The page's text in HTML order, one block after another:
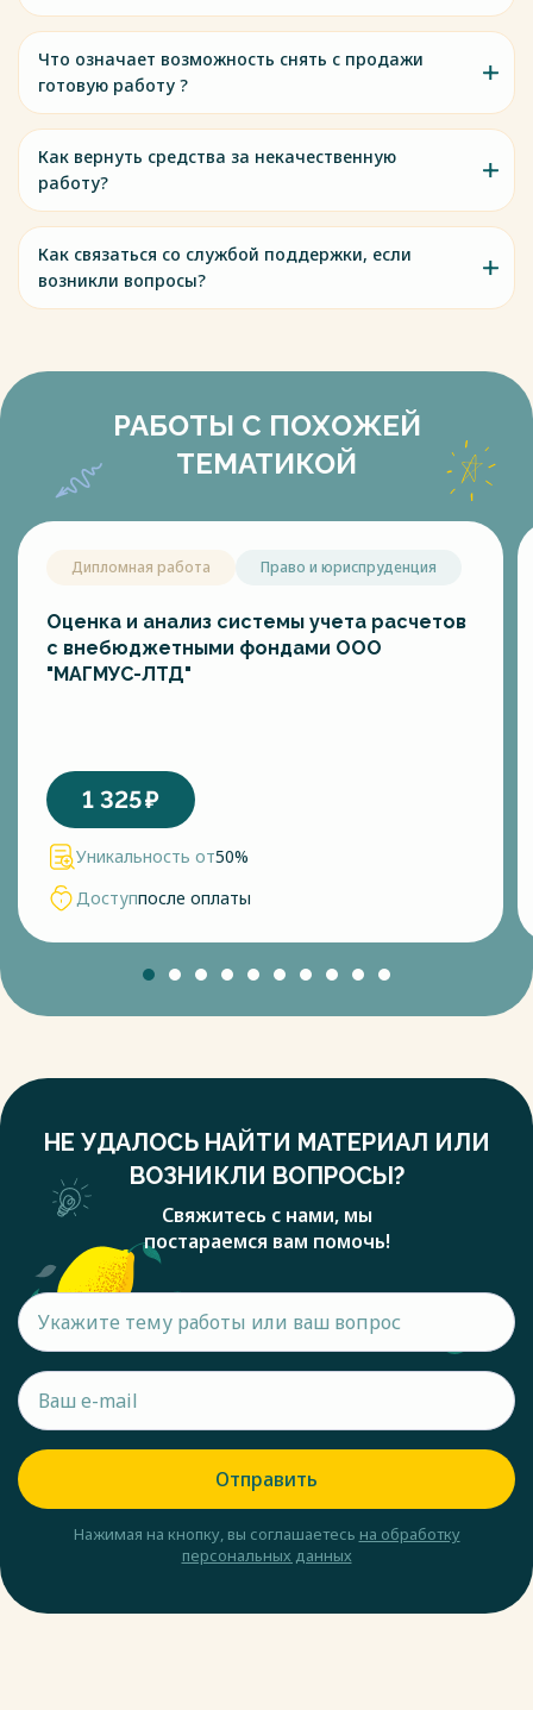
Что означает возможность снять с продажи
готовую работу ?
Как вернуть средства за некачественную
работу?
Как связаться со службой поддержки, если
возникли вопросы?
РАБОТЫ С ПОХОЖЕЙ
ТЕМАТИКОЙ
Дипломная работа Право и юриспруденция
Оценка и анализ системы учета расчетов
с внебюджетными фондами ООО
"МАГМУС-ЛТД"
1 325₽
Уникальность от50%
Доступпосле оплаты
НЕ УДАЛОСЬ НАЙТИ МАТЕРИАЛ ИЛИ
ВОЗНИКЛИ ВОПРОСЫ?
Свяжитесь с нами, мы
постараемся вам помочь!
Отправить
Нажимая на кнопку, вы соглашаетесь на обработку
персональных данных